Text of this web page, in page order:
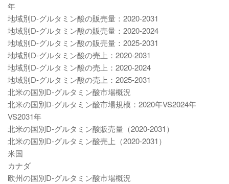
年
地域別D-グルタミン酸の販売量：2020-2031
地域別D-グルタミン酸の販売量：2020-2024
地域別D-グルタミン酸の販売量：2025-2031
地域別D-グルタミン酸の売上：2020-2031
地域別D-グルタミン酸の売上：2020-2024
地域別D-グルタミン酸の売上：2025-2031
北米の国別D-グルタミン酸市場概況
北米の国別D-グルタミン酸市場規模：2020年VS2024年
VS2031年
北米の国別D-グルタミン酸販売量（2020-2031）
北米の国別D-グルタミン酸売上（2020-2031）
米国
カナダ
欧州の国別D-グルタミン酸市場概況